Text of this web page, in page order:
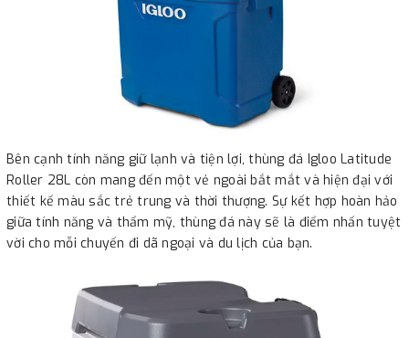
Bên cạnh tính năng giữ lạnh và tiện lợi, thùng đá Igloo Latitude
Roller 28L còn mang đến một vẻ ngoài bắt mắt và hiện đại với
thiết kế màu sắc trẻ trung và thời thượng. Sự kết hợp hoàn hảo
giữa tính năng và thẩm mỹ, thùng đá này sẽ là điểm nhấn tuyệt
vời cho mỗi chuyến đi dã ngoại và du lịch của bạn.